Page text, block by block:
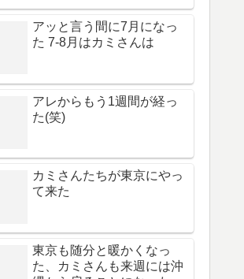
アッと言う間に7月になっ
た 7-8月はカミさんは
アレからもう1週間が経っ
た(笑)
カミさんたちが東京にやっ
て来た
東京も随分と暖かくなっ
た、カミさんも来週には沖